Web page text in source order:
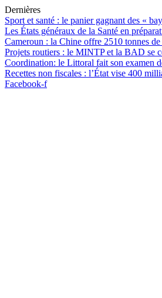
Aller
au
contenu
Dernières
Sport et santé : le panier gagnant des «
Les États généraux de la Santé en
Cameroun : la Chine offre 2510 tonnes
Projets routiers : le MINTP et la BAD se
Coordination: le Littoral fait son examen
Recettes non fiscales : l’État vise 400
Facebook-f